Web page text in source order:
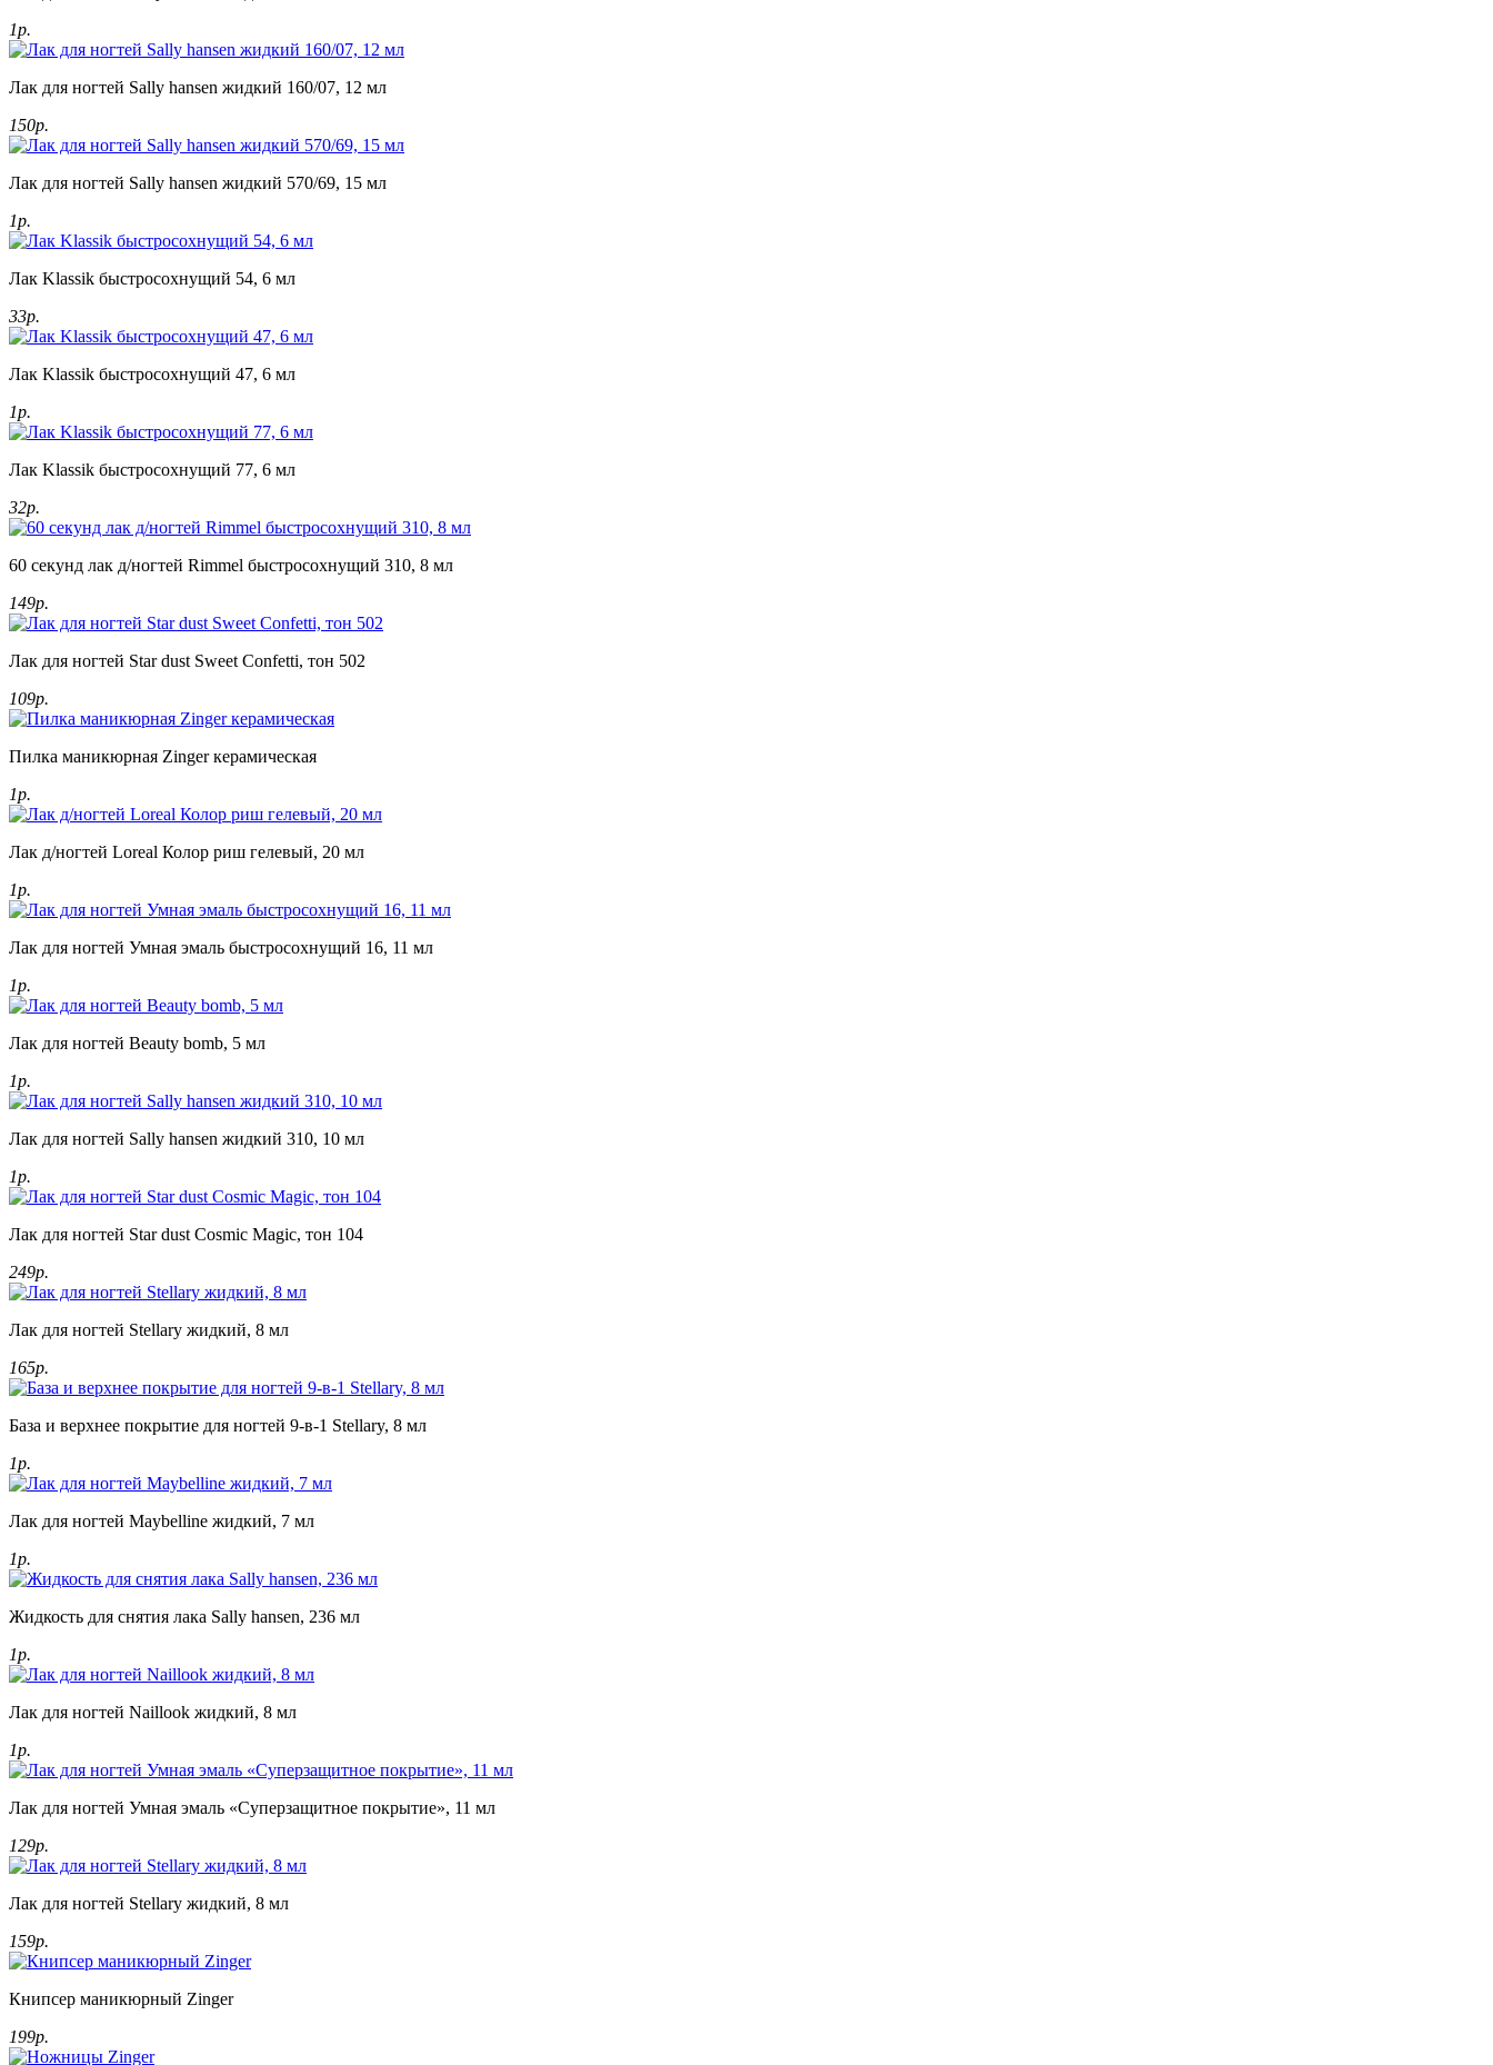
1р.
Лак для ногтей Sally hansen жидкий 160/07, 12 мл
150р.
Лак для ногтей Sally hansen жидкий 570/69, 15 мл
1р.
Лак Klassik быстросохнущий 54, 6 мл
33р.
Лак Klassik быстросохнущий 47, 6 мл
1р.
Лак Klassik быстросохнущий 77, 6 мл
32р.
60 секунд лак д/ногтей Rimmel быстросохнущий 310, 8 мл
149р.
Лак для ногтей Star dust Sweet Confetti, тон 502
109р.
Пилка маникюрная Zinger керамическая
1р.
Лак д/ногтей Loreal Колор риш гелевый, 20 мл
1р.
Лак для ногтей Умная эмаль быстросохнущий 16, 11 мл
1р.
Лак для ногтей Beauty bomb, 5 мл
1р.
Лак для ногтей Sally hansen жидкий 310, 10 мл
1р.
Лак для ногтей Star dust Cosmic Magic, тон 104
249р.
Лак для ногтей Stellary жидкий, 8 мл
165р.
База и верхнее покрытие для ногтей 9-в-1 Stellary, 8 мл
1р.
Лак для ногтей Maybelline жидкий, 7 мл
1р.
Жидкость для снятия лака Sally hansen, 236 мл
1р.
Лак для ногтей Naillook жидкий, 8 мл
1р.
Лак для ногтей Умная эмаль «Суперзащитное покрытие», 11 мл
129р.
Лак для ногтей Stellary жидкий, 8 мл
159р.
Книпсер маникюрный Zinger
199р.